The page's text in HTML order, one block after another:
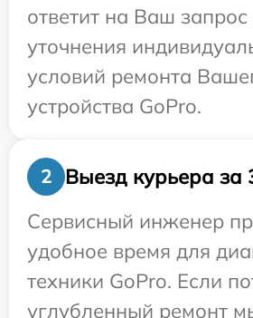
ответит на Ваш запрос
уточнения
условий ремонта
устройства GoPro.
2
Выезд курьера за
Сервисный инженер
удобное время для
техники GoPro. Если
углубленный ремонт